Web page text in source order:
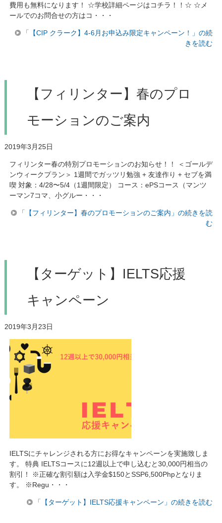
費用も無料になります！ ☆学校詳細ページはコチラ！！☆ ☆メ
ールでのお問合せの方はコ・・・
「【CIP クラーク】4-6月お申込み限定キャンペーン！」の続
きを読む
【フィリンター】春のプロ
モーションのご案内
2019年3月25日
フィリンター春の特別プロモーションのお知らせ！！ ＜ゴールデ
ンウィークプラン＞ 1週間でガッツリ勉強 + 友達作り + セブを満
喫 対象：4/28〜5/4（1週間限定） コース：ePSコース（マンツ
ーマン7コマ、小グルー・・・
「【フィリンター】春のプロモーションのご案内」の続きを読
む
【ターゲット】IELTS応援
キャンペーン
2019年3月23日
IELTSにチャレンジされる方にお得なキャンペーンを実施致しま
す。 特典 IELTSコースに12週以上で申し込むと30,000円相当の
割引！ ※正確な割引額は入学金$150とSSP6,500Phpとなりま
す。 ※Regu・・・
「【ターゲット】IELTS応援キャンペーン」の続きを読む